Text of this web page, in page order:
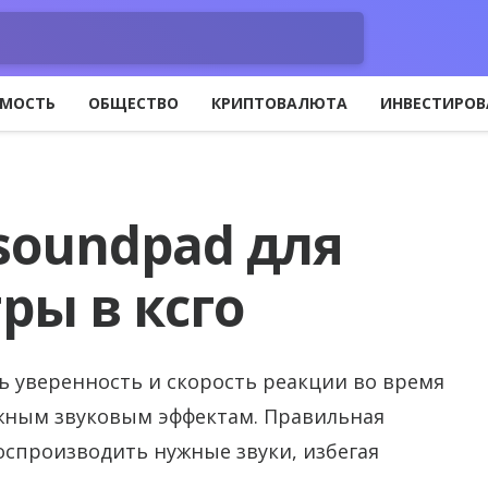
ОБЩЕСТВО КРИПТОВАЛЮТА
для
в ксго
уверенность и скорость реакции во время
звуковым эффектам. Правильная
нужные звуки, избегая